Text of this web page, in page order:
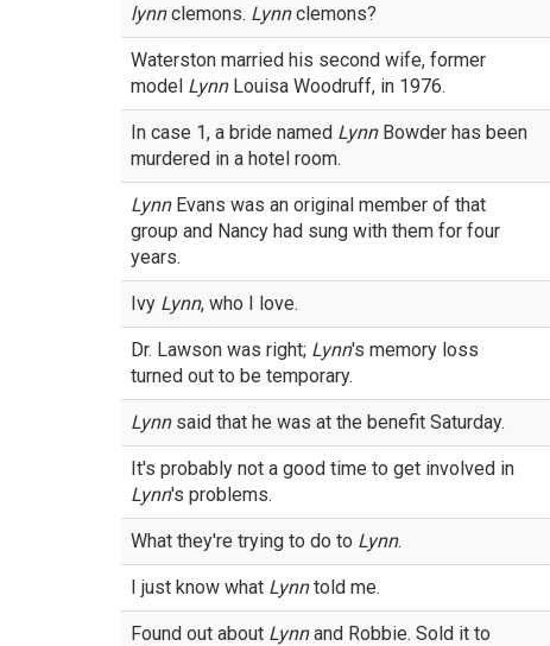
lynnclemons. Lynnclemons?
Waterston married his second wife, former
model LynnLouisa Woodruff, in 1976.
In case 1, a bride named LynnBowder has been
murdered in a hotel room.
LynnEvans was an original member of that
group and Nancy had sung with them for four
years.
Ivy Lynn, who I love.
Dr. Lawson was right; Lynn's memory loss
turned out to be temporary.
Lynnsaid that he was at the benefit Saturday.
It's probably not a good time to get involved in
Lynn's problems.
What they're trying to do to Lynn.
I just know what Lynntold me.
Found out about Lynnand Robbie. Sold it to